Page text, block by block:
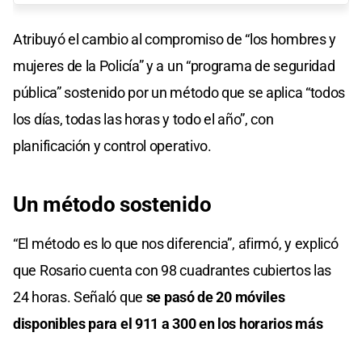
Atribuyó el cambio al compromiso de “los hombres y
mujeres de la Policía” y a un “programa de seguridad
pública” sostenido por un método que se aplica “todos
los días, todas las horas y todo el año”, con
planificación y control operativo.
Un método sostenido
“El método es lo que nos diferencia”, afirmó, y explicó
que Rosario cuenta con 98 cuadrantes cubiertos las
24 horas. Señaló que se pasó de 20 móviles
disponibles para el 911 a 300 en los horarios más